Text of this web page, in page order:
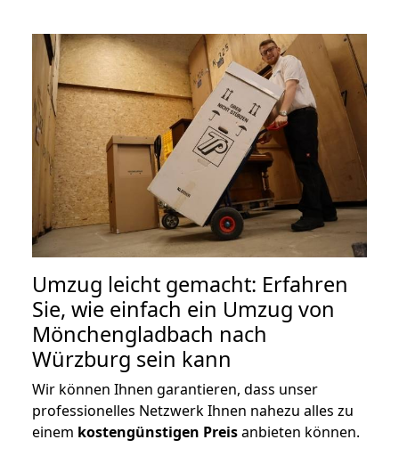
Umzug leicht gemacht: Erfahren
Sie, wie einfach ein Umzug von
Mönchengladbach nach
Würzburg sein kann
Wir können Ihnen garantieren, dass unser
professionelles Netzwerk Ihnen nahezu alles zu
einem kostengünstigen Preisanbieten können.